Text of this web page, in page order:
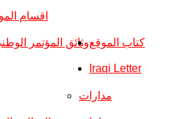
وثائق المؤتمر
اقسام
مدارات
كتاب الموقع
Iraqi Letter